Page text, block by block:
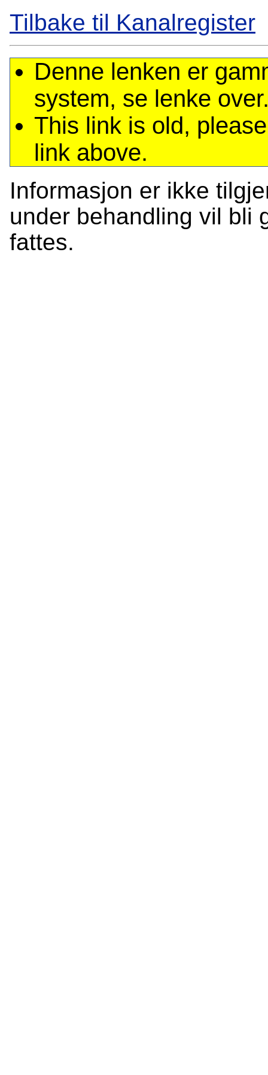
Tilbake til Kanalregister
Denne lenken er
system, se lenke
This link is old,
link above.
Informasjon er ikke
under behandling vil bli
fattes.